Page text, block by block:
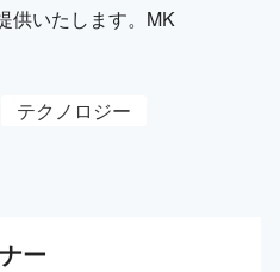
供いたします。MK
テクノロジー
ー